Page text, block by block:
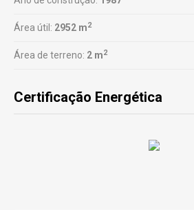
Área útil: 2952 m2
Área de terreno: 2 m2
Certificação Energética